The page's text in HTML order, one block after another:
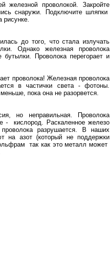
железной проволокой. Закройте
снаружи. Подключите шляпки
до того, что стала излучать
Однако железная проволока
бутылки. Проволока перегорает и
проволока! Железная проволока
в частички света - фотоны.
пока она не разорвется.
но неправильная. Проволока
- кислород. Раскаленное железо
разрушается. В наших
на азот (который не поддержки
так как это металл может